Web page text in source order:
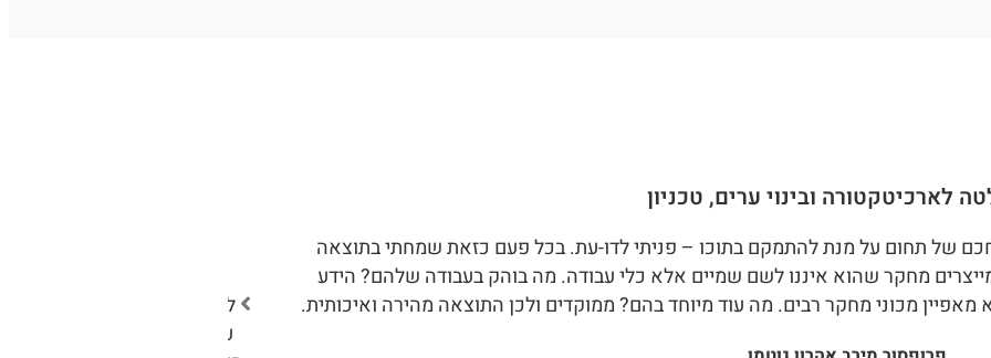
לקחת את ההערכה למקום
עינים גם בסימון מקומות
לארכיטקטורה ובינוי ערים, טכניון
של תחום על מנת להתמקם בתוכו – פניתי לדו-עת. בכל פעם כזאת שמחתי בתוצאה
מחקר שהוא איננו לשם שמיים אלא כלי עבודה. מה בוהק בעבודה שלהם? הידע
מכוני מחקר רבים. מה עוד מיוחד בהם? ממוקדים ולכן התוצאה מהירה ואיכותית.